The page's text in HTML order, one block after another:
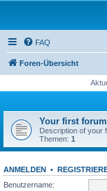
FAQ
Foren-Übersicht
Your first forum
Description of your
Themen: 1
ANMELDEN •
Benutzername: